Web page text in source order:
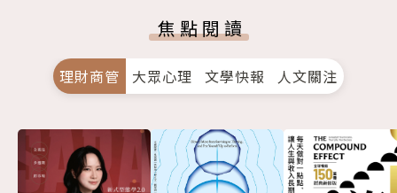
焦點閱讀
理財商管 大眾心理 文學快報 人文關注